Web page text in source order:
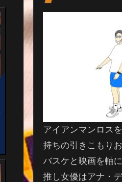
アイアンマンロス
持ちの引きこもり
バスケと映画を軸
推し女優はアナ・